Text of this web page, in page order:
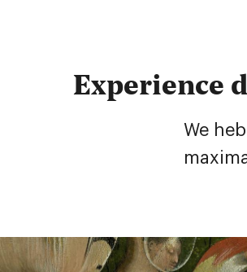
Experience
We